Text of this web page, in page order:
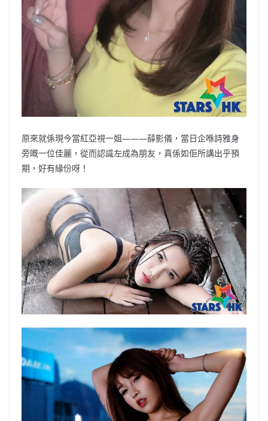
原來就係現今當紅亞視一姐———薛影儀，當日企喺詩雅身
旁嘅一位佳麗，從而認識左成為朋友，真係如佢所講出乎預
期，好有緣份呀！